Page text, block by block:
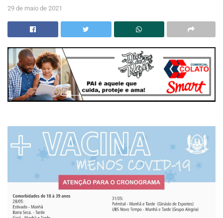
29 de maio de 2021